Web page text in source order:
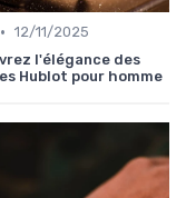
• 12/11/2025
l'élégance des
Hublot pour homme